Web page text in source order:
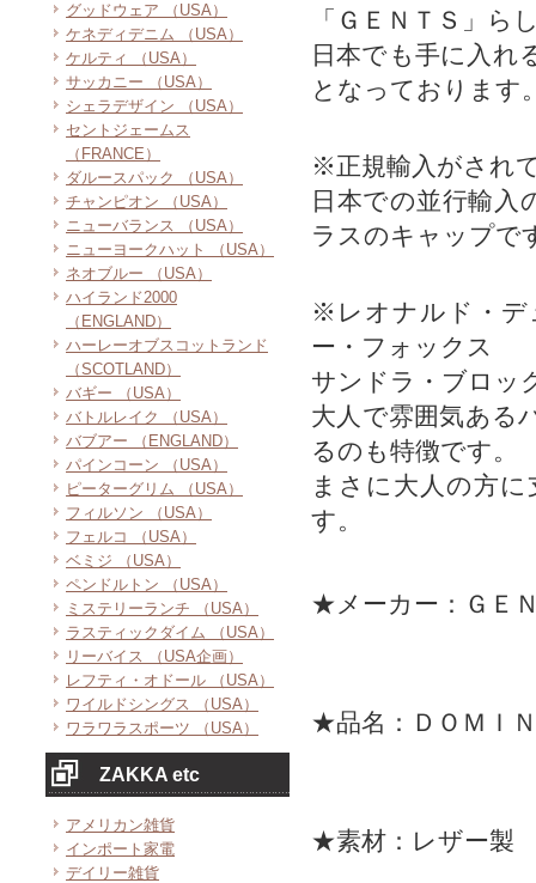
グッドウェア （USA）
ケネディデニム （USA）
ケルティ （USA）
サッカニー （USA）
シェラデザイン （USA）
セントジェームス
（FRANCE）
ダルースパック （USA）
チャンピオン （USA）
ニューバランス （USA）
ニューヨークハット （USA）
ネオブルー （USA）
ハイランド2000
（ENGLAND）
ハーレーオブスコットランド
（SCOTLAND）
バギー （USA）
バトルレイク （USA）
バブアー （ENGLAND）
パインコーン （USA）
ピーターグリム （USA）
フィルソン （USA）
フェルコ （USA）
ベミジ （USA）
ペンドルトン （USA）
ミステリーランチ （USA）
ラスティックダイム （USA）
リーバイス （USA企画）
レフティ・オドール （USA）
ワイルドシングス （USA）
ワラワラスポーツ （USA）
ZAKKA etc
アメリカン雑貨
インポート家電
デイリー雑貨
「ＧＥＮＴＳ」ら
日本でも手に入れ
となっております
※正規輸入がされ
日本での並行輸入
ラスのキャップで
※レオナルド・デ
ー・フォックス
サンドラ・ブロッ
大人で雰囲気ある
るのも特徴です。
まさに大人の方
す。
★メーカー：ＧＥ
★品名：ＤＯＭＩ
★素材：レザー製